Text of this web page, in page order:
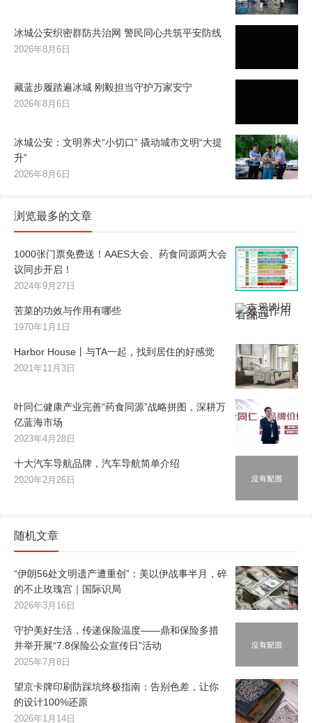
冰城公安织密群防共治网 警民同心共筑平安防线
2026年8月6日
藏蓝步履踏遍冰城 刚毅担当守护万家安宁
2026年8月6日
冰城公安：文明养犬“小切口” 撬动城市文明“大提
升”
2026年8月6日
浏览最多的文章
1000张门票免费送！AAES大会、药食同源两大会
议同步开启！
2024年9月27日
苦菜的功效与作用有哪些
1970年1月1日
Harbor House丨与TA一起，找到居住的好感觉
2021年11月3日
叶同仁健康产业完善“药食同源”战略拼图，深耕万
亿蓝海市场
2023年4月28日
十大汽车导航品牌，汽车导航简单介绍
2020年2月26日
随机文章
“伊朗56处文明遗产遭重创”：美以伊战事半月，碎
的不止玫瑰宫｜国际识局
2026年3月16日
守护美好生活，传递保险温度——鼎和保险多措
并举开展“7.8保险公众宣传日”活动
2025年7月8日
望京卡牌印刷防踩坑终极指南：告别色差，让你
的设计100%还原
2026年1月14日